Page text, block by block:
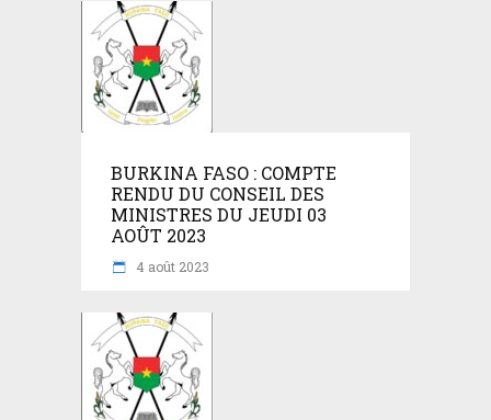
BURKINA FASO : COMPTE
RENDU DU CONSEIL DES
MINISTRES DU JEUDI 03
AOÛT 2023
4 août 2023